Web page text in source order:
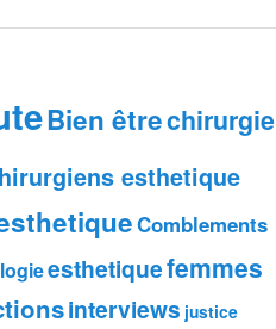
Bien êtrechirurgie
esthetique
Comblements
esthetiquefemmes
interviews justice